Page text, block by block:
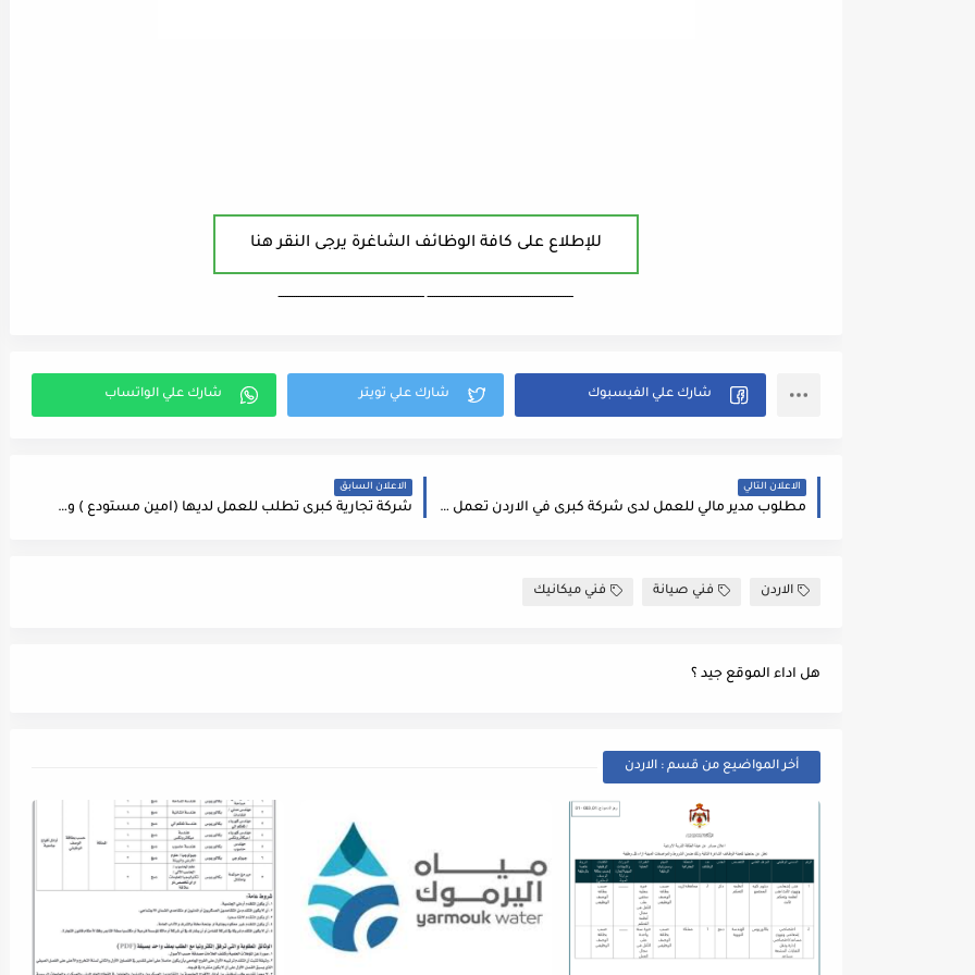
للإطلاع على كافة الوظائف الشاغرة يرجى النقر هنا
ـــــــــــــــــــــــــــــــــــــــــــــــــــــــــــــــــــ ـــــــــــــــــــــــــــــــــــــــــــــــــــــــــــــــــــ
الاعلان التالي
مطلوب مدير مالي للعمل لدى شركة كبرى في الاردن تعمل في مجال النقل
الاعلان السابق
شركة تجارية كبرى تطلب للعمل لديها (امين مستودع ) وضمن الشروط التالية :
الاردن فني صيانة فني ميكانيك
هل اداء الموقع جيد ؟
أخر المواضيع من قسم : الاردن